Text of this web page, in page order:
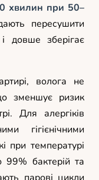
хвилин при 50–
пересушити
довше зберігає
волога не
зменшує ризик
Для алергіків
гігієнічними
при температурі
бактерій та